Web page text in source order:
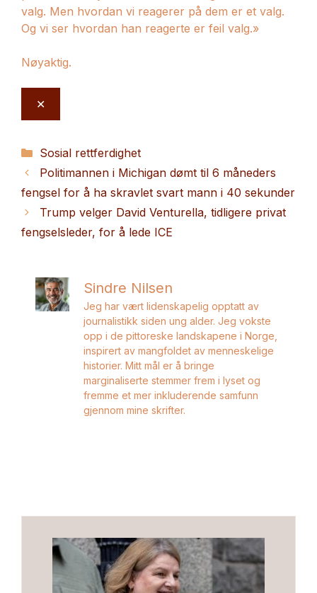
valg. Men hvordan vi reagerer på dem er et valg.
Og vi ser hvordan han reagerte er feil valg.»
Nøyaktig.
✕
Kategorier
Sosial rettferdighet
Politimannen i Michigan dømt til 6 måneders
fengsel for å ha skravlet svart mann i 40 sekunder
Trump velger David Venturella, tidligere privat
fengselsleder, for å lede ICE
Sindre Nilsen
Jeg har vært lidenskapelig opptatt av
journalistikk siden ung alder. Jeg vokste
opp i de pittoreske landskapene i Norge,
inspirert av mangfoldet av menneskelige
historier. Mitt mål er å bringe
marginaliserte stemmer frem i lyset og
fremme et mer inkluderende samfunn
gjennom mine skrifter.